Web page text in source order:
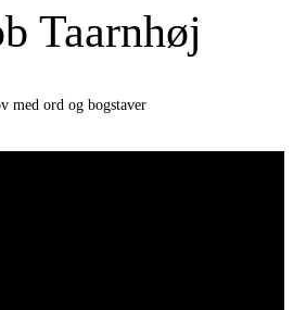
Taarnhøj
med ord og bogstaver